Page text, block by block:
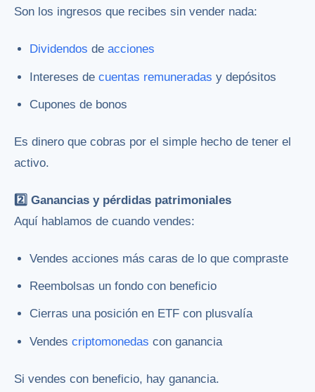
Son los ingresos que recibes sin vender nada:
Dividendos deacciones
Intereses decuentas remuneradas y depósitos
Cupones de bonos
Es dinero que cobras por el simple hecho de tener el
activo.
2️⃣ Ganancias y pérdidas patrimoniales
Aquí hablamos de cuando vendes:
Vendes acciones más caras de lo que compraste
Reembolsas un fondo con beneficio
Cierras una posición en ETF con plusvalía
Vendescriptomonedas con ganancia
Si vendes con beneficio, hay ganancia.